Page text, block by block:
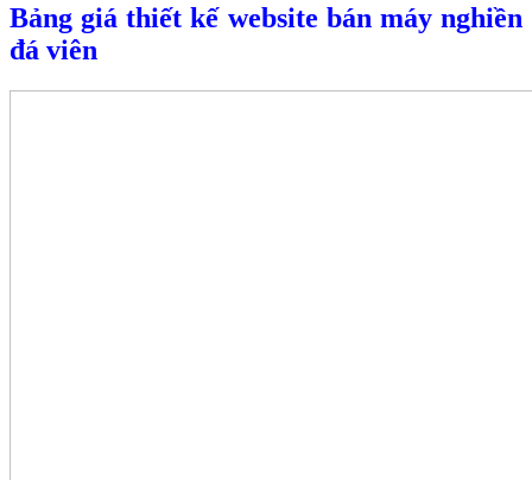
Bảng giá thiết kế website bán máy nghiền
đá viên